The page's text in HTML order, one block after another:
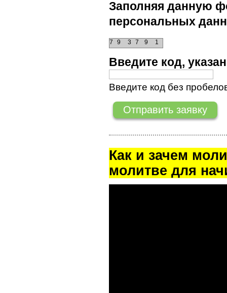
Заполняя данную
персональных
1
3 9
7
7 9
Введите код,
Введите код без
Как и зачем
молитве для